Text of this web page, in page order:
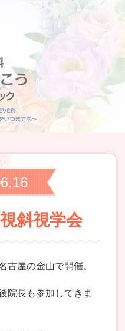
斜視学会
古屋の金山で開催。
院長も参加してきま